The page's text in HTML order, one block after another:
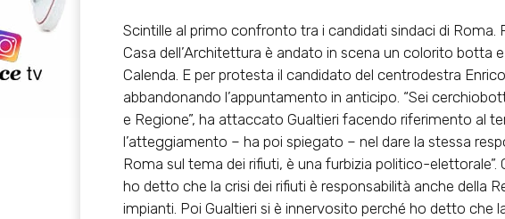
Scintille al primo confronto tra i candidati sindaci di Roma.
Casa dell’Architettura è andato in scena un colorito botta
Calenda. E per protesta il candidato del centrodestra
abbandonando l’appuntamento in anticipo. “Sei
e Regione”, ha attaccato Gualtieri facendo riferimento al
l’atteggiamento – ha poi spiegato – nel dare la stessa
Roma sul tema dei rifiuti, è una furbizia politico-elettorale”.
ho detto che la crisi dei rifiuti è responsabilità anche della
impianti. Poi Gualtieri si è innervosito perché ho detto che